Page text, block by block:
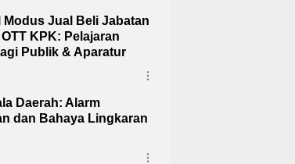
Modus Jual Beli Jabatan
KPK: Pelajaran
Publik & Aparatur
Daerah: Alarm
dan Bahaya Lingkaran